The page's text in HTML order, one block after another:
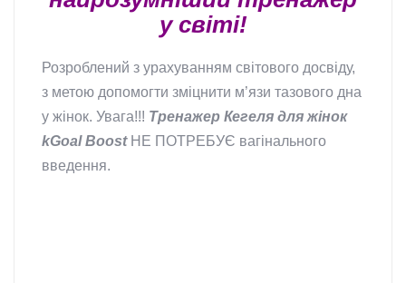
у світі!
Розроблений з урахуванням світового досвіду,
з метою допомогти зміцнити м’язи тазового дна
у жінок. Увага!!! Тренажер Кегеля для жінок
kGoal BoostНЕ ПОТРЕБУЄ вагінального
введення.